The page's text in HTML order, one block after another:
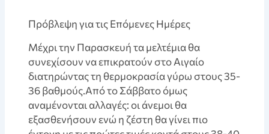
Πρόβλεψη για τις Επόμενες Ημέρες
Mέχρι την Παρασκευή τα μελτέμια θα
συνεχίσουν να επικρατούν στο Αιγαίο
διατηρώντας τη θερμοκρασία γύρω στους 35-
36 βαθμούς.Από το Σάββατο όμως
αναμένονται αλλαγές: οι άνεμοι θα
εξασθενήσουν ενώ η ζέστη θα γίνει πιο